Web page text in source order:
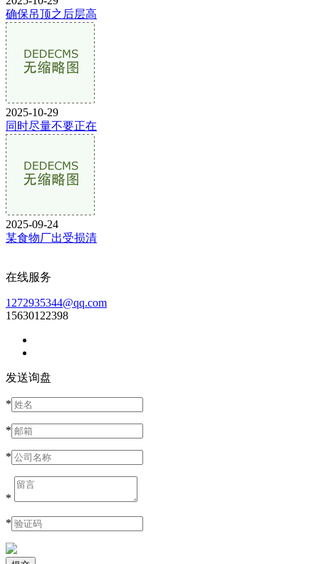
确保吊顶之后层高
2025-10-29
同时尽量不要正在
2025-09-24
某食物厂出受损清
在线服务
1272935344@qq.com
15630122398
发送询盘
*
*
*
*
*